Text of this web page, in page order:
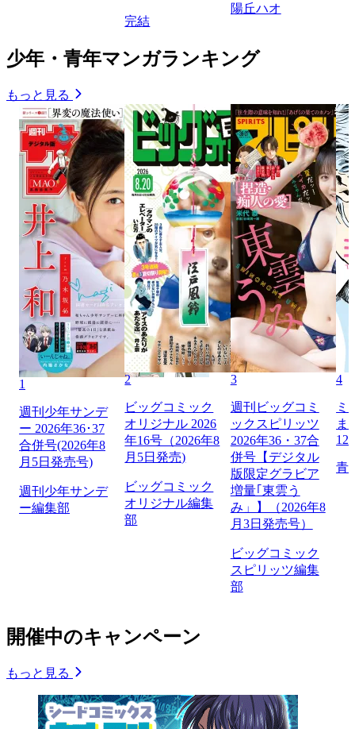
完結
陽丘ハオ
少年・青年マンガランキング
もっと見る
1
週刊少年サンデ
ー 2026年36･37
合併号(2026年8
月5日発売号)
週刊少年サンデ
ー編集部
2
ビッグコミック
オリジナル 2026
年16号（2026年8
月5日発売)
ビッグコミック
オリジナル編集
部
3
週刊ビッグコミ
ックスピリッツ
2026年36・37合
併号【デジタル
版限定グラビア
増量｢東雲う
み」】（2026年8
月3日発売号）
ビッグコミック
スピリッツ編集
部
4
ミ
ま
129
青
開催中のキャンペーン
もっと見る